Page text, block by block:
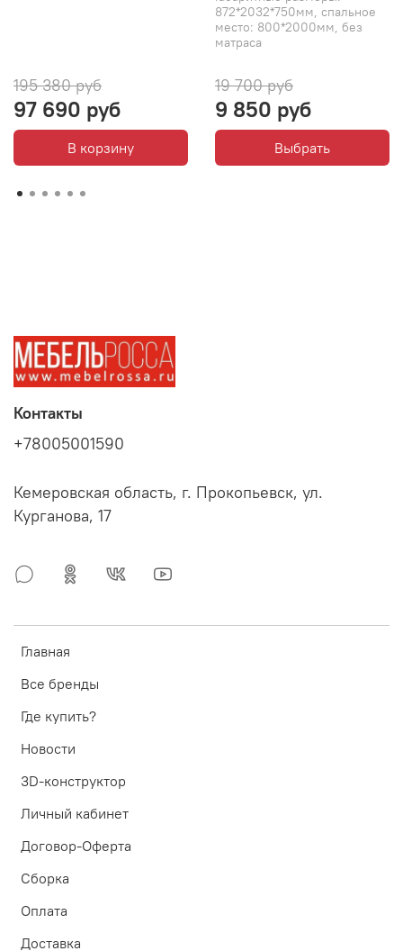
195 380 руб
97 690 руб
В корзину
872*2032*750мм, спальное
место: 800*2000мм, без
матраса
19 700 руб
9 850 руб
Выбрать
Главная
Все бренды
Где купить?
Новости
3D-конструктор
Личный кабинет
Договор-Оферта
Сборка
Оплата
Доставка
Контакты
+78005001590
Кемеровская область, г. Прокопьевск, ул.
Курганова, 17